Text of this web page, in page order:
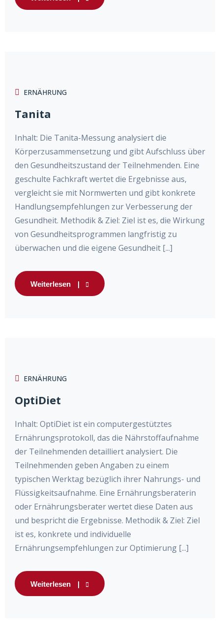
ERNÄHRUNG
Tanita
Inhalt: Die Tanita-Messung analysiert die
Körperzusammensetzung und gibt Aufschluss über
den Gesundheitszustand der Teilnehmenden. Eine
geschulte Fachkraft wertet die Ergebnisse aus,
vergleicht sie mit Normwerten und gibt konkrete
Handlungsempfehlungen zur Verbesserung der
Gesundheit. Methodik & Ziel: Ziel ist es, die Wirkung
von Gesundheitsprogrammen langfristig zu
überwachen und die eigene Gesundheit [...]
Weiterlesen
ERNÄHRUNG
OptiDiet
Inhalt: OptiDiet ist ein computergestütztes
Ernährungsprotokoll, das die Nährstoffaufnahme
der Teilnehmenden detailliert analysiert. Die
Teilnehmenden geben Angaben zu einem
typischen Werktag bezüglich ihrer Nahrungs- und
Flüssigkeitsaufnahme. Eine Ernährungsberaterin
oder Ernährungsberater wertet diese Daten aus
und bespricht die Ergebnisse. Methodik & Ziel: Ziel
ist es, konkrete und individuelle
Ernährungsempfehlungen zur Optimierung [...]
Weiterlesen